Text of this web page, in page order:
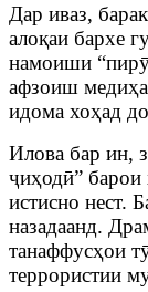
Дар иваз,
алоқаи бархе
намоиши
афзоиш
идома хоҳад
Илова бар ин,
ҷиҳодӣ” барои
истисно нест.
назадаанд.
танаффусҳои
террористии